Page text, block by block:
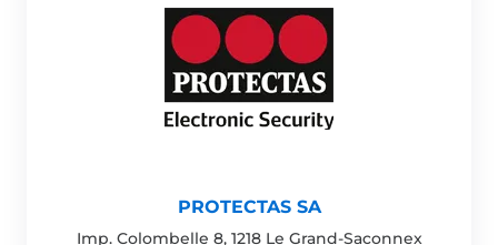
PROTECTAS SA
Imp. Colombelle 8, 1218 Le Grand-Saconnex